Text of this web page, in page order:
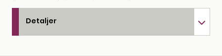
Detaljer